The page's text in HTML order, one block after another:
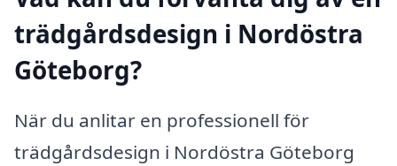
trädgårdsdesign i Nordöstra
Göteborg?
När du anlitar en professionell för
trädgårdsdesign i Nordöstra Göteborg